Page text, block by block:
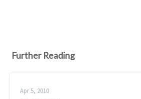
Further Reading
Apr 5, 2010